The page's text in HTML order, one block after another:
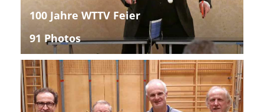
100 Jahre WTTV Feier
91 Photos